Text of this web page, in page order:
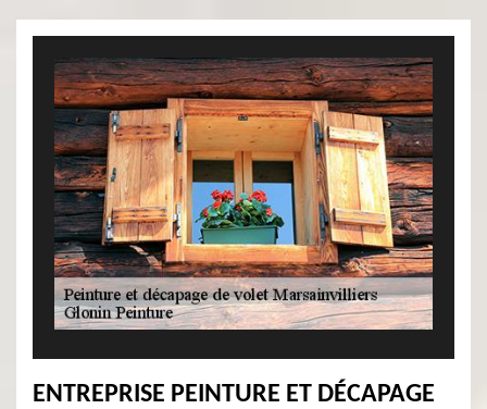
ENTREPRISE PEINTURE ET DÉCAPAGE